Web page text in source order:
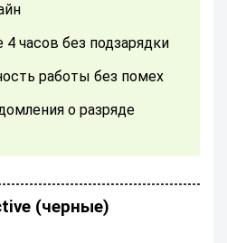
4 часов без подзарядки
работы без помех
о разряде
(черные)